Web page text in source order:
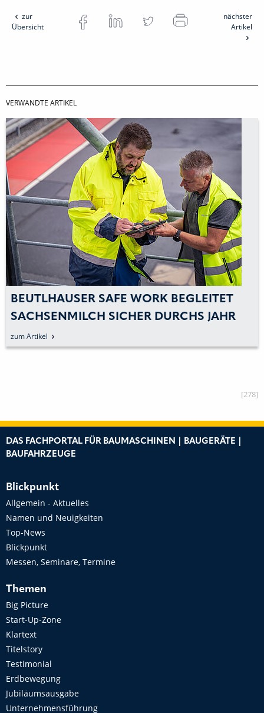
zur
Übersicht
nächster
Artikel
VERWANDTE ARTIKEL
BEUTLHAUSER SAFE WORK BEGLEITET
SACHSENMILCH SICHER DURCHS JAHR
zum Artikel
[278]
DAS FACHPORTAL FÜR BAUMASCHINEN | BAUGERÄTE |
BAUFAHRZEUGE
Blickpunkt
Allgemein - Aktuelles
Namen und Neuigkeiten
Top-News
Blickpunkt
Messen, Seminare, Termine
Themen
Big Picture
Start-Up-Zone
Klartext
Titelstory
Testimonial
Erdbewegung
Jubiläumsausgabe
Unternehmensführung